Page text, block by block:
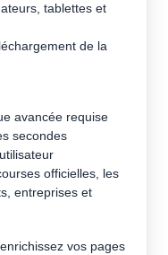
tablettes et
de la
avancée requise
secondes
officielles, les
entreprises et
vos pages